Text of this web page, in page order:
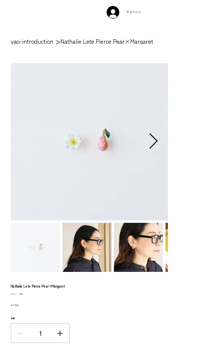
マイページ
yao-introduction >Nathalie Lete Pierce Pear×Margaret
Nathalie Lete Pierce Pear×Margaret
SKU：
SKU：
511511
価
￥7,700
数量